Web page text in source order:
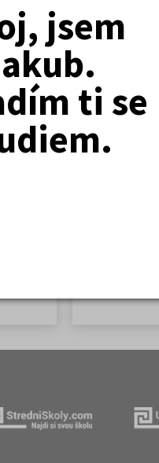
jsem
ti se
Na které
Prestiž a
Rozcestník
Jak se